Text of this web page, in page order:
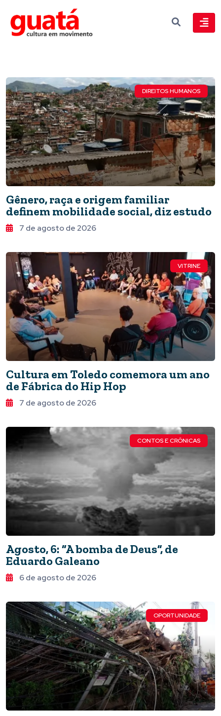
DIREITOS HUMANOS
Gênero, raça e origem familiar
definem mobilidade social, diz estudo
7 de agosto de 2026
VITRINE
Cultura em Toledo comemora um ano
de Fábrica do Hip Hop
7 de agosto de 2026
CONTOS E CRÔNICAS
Agosto, 6: “A bomba de Deus”, de
Eduardo Galeano
6 de agosto de 2026
OPORTUNIDADE